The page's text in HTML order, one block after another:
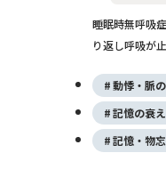
睡眠時無呼吸
り返し呼吸が
のリスクも高
要です。CPAP
改善が期待さ
動悸・脈
記憶の衰
記憶・物